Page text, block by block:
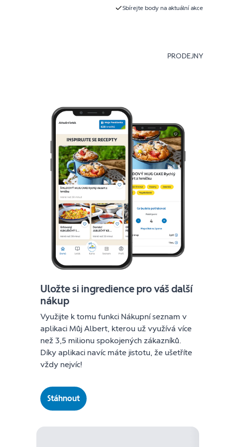
Sbírejte body na aktuální akce
PRODEJNY
Uložte si ingredience pro váš další
nákup
Využijte k tomu funkci Nákupní seznam v
aplikaci Můj Albert, kterou už využívá více
než 3,5 milionu spokojených zákazníků.
Díky aplikaci navíc máte jistotu, že ušetříte
vždy nejvíc!
Stáhnout